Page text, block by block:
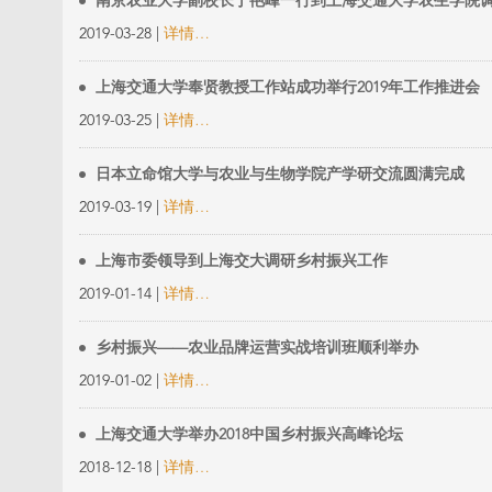
2019-03-28 | 详情…
上海交通大学奉贤教授工作站成功举行2019年工作推进会
2019-03-25 | 详情…
日本立命馆大学与农业与生物学院产学研交流圆满完成
2019-03-19 | 详情…
上海市委领导到上海交大调研乡村振兴工作
2019-01-14 | 详情…
乡村振兴——农业品牌运营实战培训班顺利举办
2019-01-02 | 详情…
上海交通大学举办2018中国乡村振兴高峰论坛
2018-12-18 | 详情…